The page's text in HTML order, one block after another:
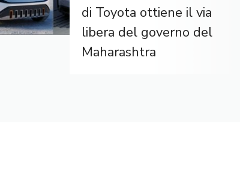
di Toyota ottiene il via
libera del governo del
Maharashtra